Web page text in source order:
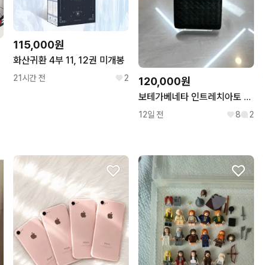
115,000원
화산귀환 4부 11, 12권 미개봉
21시간 전 2 120,000원
보테가베네타 인트레치아토 반지갑
12일 전 8 2